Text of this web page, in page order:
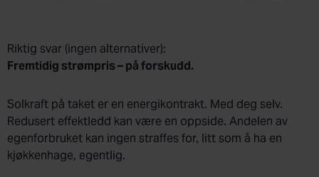
Riktig svar (ingen alternativer):
Fremtidig strømpris – på forskudd.
Solkraft på taket er en energikontrakt. Med deg selv.
Redusert effektledd kan være en oppside. Andelen av
egenforbruket kan ingen straffes for, litt som å ha en
kjøkkenhage, egentlig.